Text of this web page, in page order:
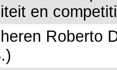
en
Roberto